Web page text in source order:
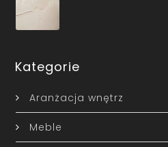
Kategorie
Aranżacja wnętrz
Meble